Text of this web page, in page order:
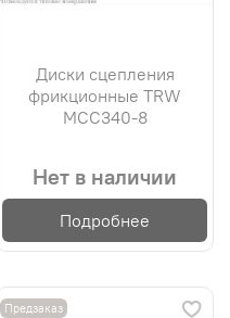
Диски сцепления
фрикционные TRW
MCC340-8
Нет в наличии
Подробнее
Предзаказ